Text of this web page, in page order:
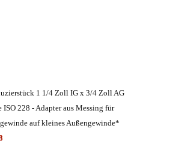
1 1/4 Zoll IG x 3/4 Zoll AG
ISO 228 - Adapter aus Messing für
auf kleines Außengewinde*